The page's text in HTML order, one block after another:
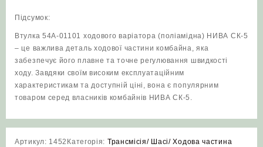
Підсумок:
Втулка 54А-01101 ходового варіатора (поліамідна) НИВА СК-5
– це важлива деталь ходової частини комбайна, яка
забезпечує його плавне та точне регулювання швидкості
ходу. Завдяки своїм високим експлуатаційним
характеристикам та доступній ціні, вона є популярним
товаром серед власників комбайнів НИВА СК-5.
Артикул: 1452 Категорія: Трансмісія/ Шасі/ Ходова частина